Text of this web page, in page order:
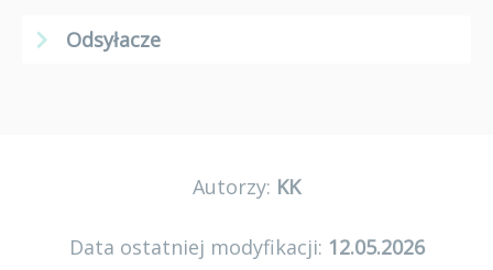
Odsyłacze
Autorzy: KK
Data ostatniej modyfikacji: 12.05.2026